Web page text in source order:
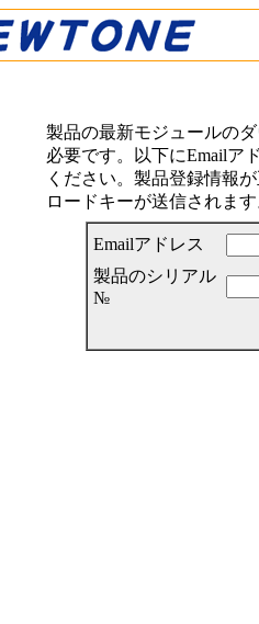
製品の最新モジュールの
必要です。以下にEmailア
ください。製品登録情報
ロードキーが送信されま
Emailアドレス
製品のシリアル
№